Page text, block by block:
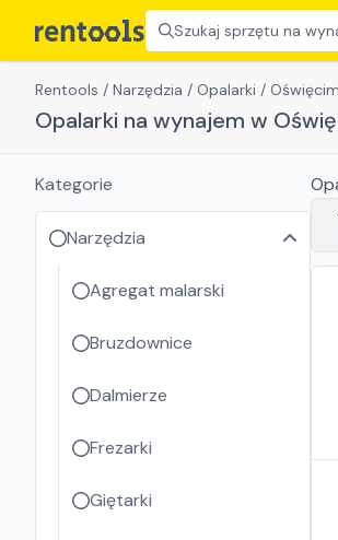
Szukaj sprzętu na
Rentools / Narzędzia / Opalarki / Oświęcim
Opalarki na wynajem w
Kategorie
Narzędzia
Agregat malarski
Bruzdownice
Dalmierze
Frezarki
Giętarki